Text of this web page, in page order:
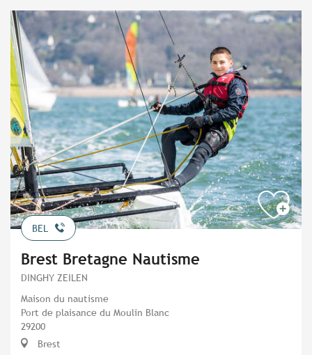
BEL
Brest Bretagne Nautisme
DINGHY ZEILEN
Maison du nautisme
Port de plaisance du Moulin Blanc
29200
Brest